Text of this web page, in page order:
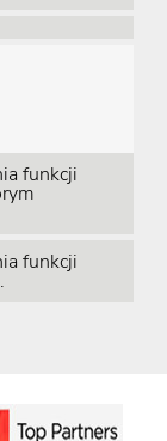
funkcji
funkcji